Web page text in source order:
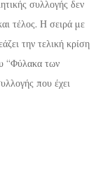
συλλογής δεν
τέλος. Η σειρά με
την τελική κρίση
“Φύλακα των
που έχει